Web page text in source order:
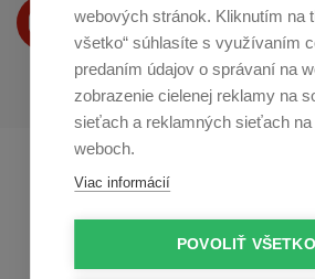
webových stránok. Kliknutím na
všetko“ súhlasíte s využívaním
predaním údajov o správaní na
zobrazenie cielenej reklamy na
sieťach a reklamných sieťach
weboch.
Viac informácií
POVOLIŤ VŠETKO
Produkty Vám predstavujeme
na Youtube
Profikuchař.cz